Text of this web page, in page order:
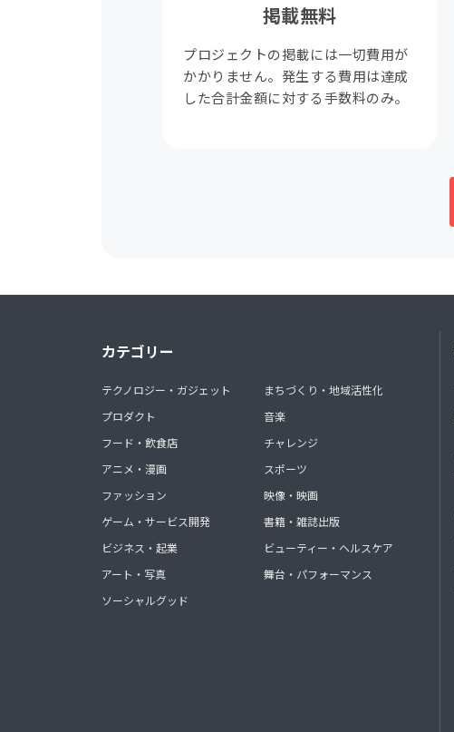
掲載無料
プロジェクトの掲載には一切費用が
かかりません。発生する費用は達成
した合計金額に対する手数料のみ。
カテゴリー
テクノロジー・ガジェット
プロダクト
フード・飲食店
アニメ・漫画
ファッション
ゲーム・サービス開発
ビジネス・起業
アート・写真
ソーシャルグッド
まちづくり・地域活性化
音楽
チャレンジ
スポーツ
映像・映画
書籍・雑誌出版
ビューティー・ヘルスケア
舞台・パフォーマンス